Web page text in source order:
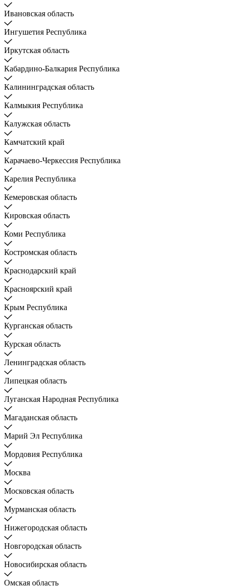
Ивановская область
Ингушетия Республика
Иркутская область
Кабардино-Балкария Республика
Калининградская область
Калмыкия Республика
Калужская область
Камчатский край
Карачаево-Черкессия Республика
Карелия Республика
Кемеровская область
Кировская область
Коми Республика
Костромская область
Краснодарский край
Красноярский край
Крым Республика
Курганская область
Курская область
Ленинградская область
Липецкая область
Луганская Народная Республика
Магаданская область
Марий Эл Республика
Мордовия Республика
Москва
Московская область
Мурманская область
Нижегородская область
Новгородская область
Новосибирская область
Омская область